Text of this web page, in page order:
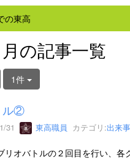
の東高
の記事一覧
1件
ル②
31 東高職員 カテゴリ:出来事
リオバトルの２回目を行い、